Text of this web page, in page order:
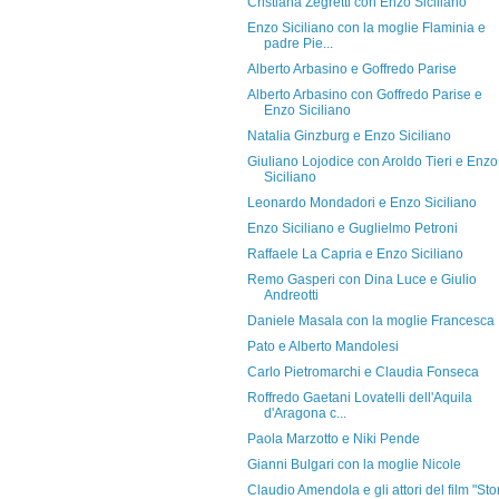
Enzo Siciliano con la moglie Flaminia e
padre Pie...
Alberto Arbasino e Goffredo Parise
Alberto Arbasino con Goffredo Parise e
Enzo Siciliano
Natalia Ginzburg e Enzo Siciliano
Giuliano Lojodice con Aroldo Tieri e Enzo
Siciliano
Leonardo Mondadori e Enzo Siciliano
Enzo Siciliano e Guglielmo Petroni
Raffaele La Capria e Enzo Siciliano
Remo Gasperi con Dina Luce e Giulio
Andreotti
Daniele Masala con la moglie Francesca
Pato e Alberto Mandolesi
Carlo Pietromarchi e Claudia Fonseca
Roffredo Gaetani Lovatelli dell'Aquila
d'Aragona c...
Paola Marzotto e Niki Pende
Gianni Bulgari con la moglie Nicole
Claudio Amendola e gli attori del film